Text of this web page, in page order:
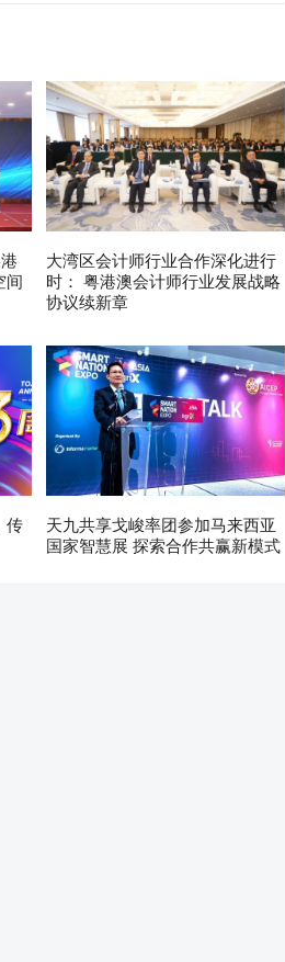
间
大湾区会计师行业合作深化进行
时： 粤港澳会计师行业发展战略
协议续新章
传
天九共享戈峻率团参加马来西亚
国家智慧展 探索合作共赢新模式